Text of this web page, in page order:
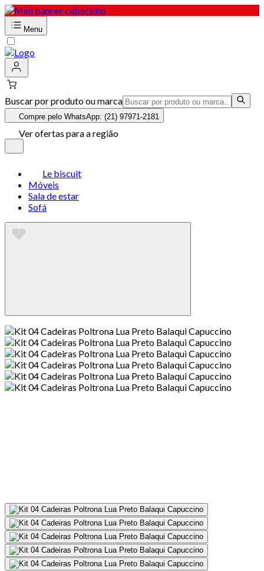
Menu
Buscar por produto ou marca
Compre pelo WhatsApp: (21) 97971-2181
Ver ofertas para a região
Le biscuit
Móveis
Sala de estar
Sofá